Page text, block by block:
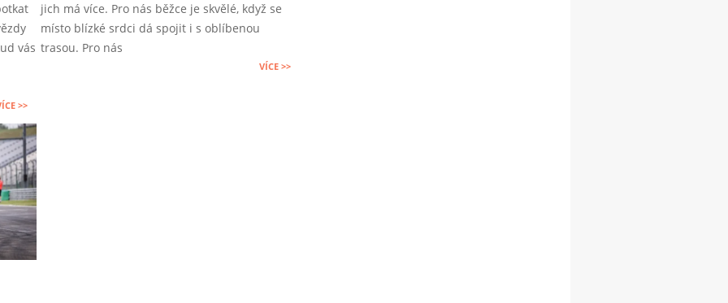
vás
>>
20
jich má více. Pro nás běžce je skvělé, když se
místo blízké srdci dá spojit i s oblíbenou
trasou. Pro nás
VÍCE >>